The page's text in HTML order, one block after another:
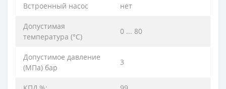
Встроенный насос нет
Допустимая
температура (°C)
0 ... 80
Допустимое давление
(МПа) бар
3